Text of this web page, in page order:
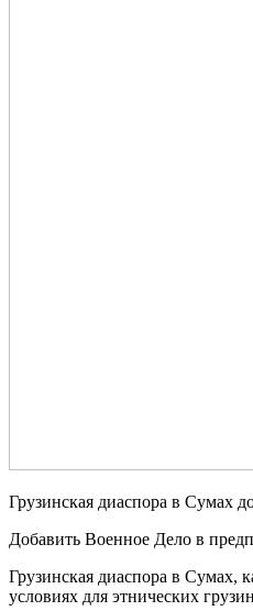
Грузинская диаспора в Сумах
Добавить Военное Дело в
Грузинская диаспора в Сумах,
условиях для этнических